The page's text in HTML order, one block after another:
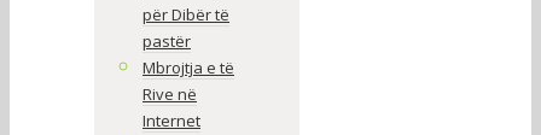
për Dibër të
pastër
Mbrojtja e të
Rive në
Internet